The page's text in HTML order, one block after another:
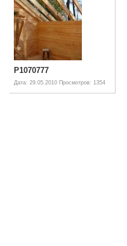
P1070777
Дата: 29.05.2010 Просмотров: 1354